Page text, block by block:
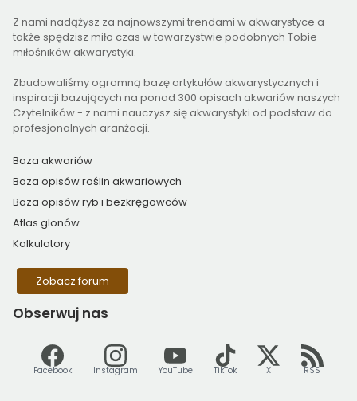
Z nami nadążysz za najnowszymi trendami w akwarystyce a
także spędzisz miło czas w towarzystwie podobnych Tobie
miłośników akwarystyki.
Zbudowaliśmy ogromną bazę artykułów akwarystycznych i
inspiracji bazujących na ponad 300 opisach akwariów naszych
Czytelników - z nami nauczysz się akwarystyki od podstaw do
profesjonalnych aranżacji.
Baza akwariów
Baza opisów roślin akwariowych
Baza opisów ryb i bezkręgowców
Atlas glonów
Kalkulatory
Zobacz forum
Obserwuj nas
Facebook Instagram YouTube TikTok X RSS